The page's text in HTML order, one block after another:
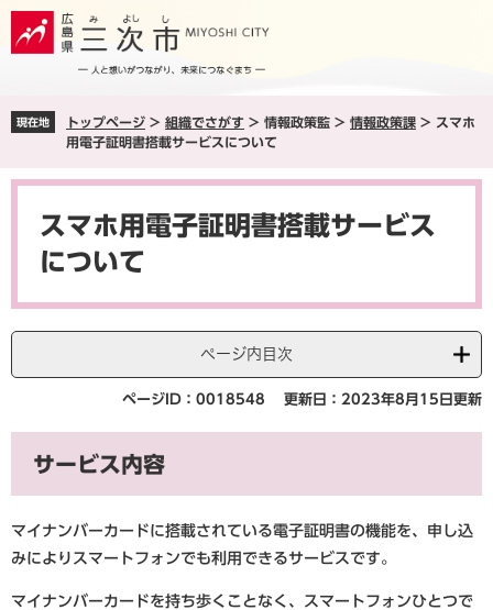
ペ
ジ
メ
ュ
現在地 トップページ > 組織でさがす > 情報政策監 > 情報政策課 > スマホ
用電子証明書搭載サービスについて
本
スマホ用電子証明書搭載サービス
について
ページ内目次
ページID：0018548 更新日：2023年8月15日更新
サービス内容
マイナンバーカードに搭載されている電子証明書の機能を、申し込
みによりスマートフォンでも利用できるサービスです。
マイナンバーカードを持ち歩くことなく、スマートフォンひとつで